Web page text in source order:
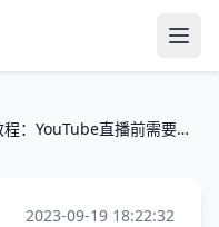
打开
YouTube油管直播教程：YouTube直播前需要准备什么？
2023-09-19 18:22:32